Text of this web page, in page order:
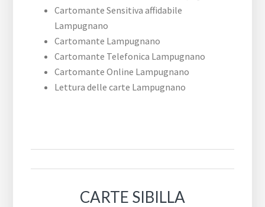
Cartomante Sensitiva affidabile
Lampugnano
Cartomante Lampugnano
Cartomante Telefonica Lampugnano
Cartomante Online Lampugnano
Lettura delle carte Lampugnano
CARTE SIBILLA